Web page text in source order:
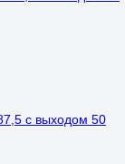
с выходом 50